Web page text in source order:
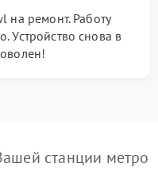
на ремонт. Работу
Устройство снова в
станции метро